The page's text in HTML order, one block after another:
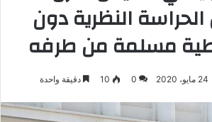
النظرية دون
مسلمة من طرفه
24 مايو، 2020 0
10 دقيقة واحدة